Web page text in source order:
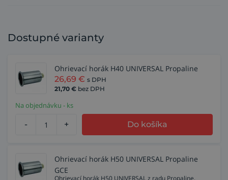
Dostupné varianty
Ohrievací horák H40 UNIVERSAL Propaline
26,69 € s DPH
21,70 € bez DPH
Na objednávku - ks
- + Do košíka
Ohrievací horák H50 UNIVERSAL Propaline
GCE
Ohrievací horák H50 UNIVERSAL z radu Propaline.